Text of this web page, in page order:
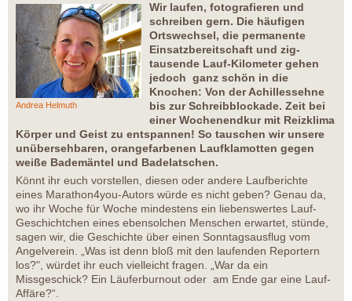
Andrea Helmuth
Wir laufen, fotografieren und
schreiben gern. Die häufigen
Ortswechsel, die permanente
Einsatzbereitschaft und zig-
tausende Lauf-Kilometer gehen
jedoch ganz schön in die
Knochen: Von der Achillessehne
bis zur Schreibblockade. Zeit bei
einer Wochenendkur mit Reizklima
Körper und Geist zu entspannen! So tauschen wir unsere
unübersehbaren, orangefarbenen Laufklamotten gegen
weiße Bademäntel und Badelatschen.
Könnt ihr euch vorstellen, diesen oder andere Laufberichte
eines Marathon4you-Autors würde es nicht geben? Genau da,
wo ihr Woche für Woche mindestens ein liebenswertes Lauf-
Geschichtchen eines ebensolchen Menschen erwartet, stünde,
sagen wir, die Geschichte über einen Sonntagsausflug vom
Angelverein. „Was ist denn bloß mit den laufenden Reportern
los?", würdet ihr euch vielleicht fragen. „War da ein
Missgeschick? Ein Läuferburnout oder am Ende gar eine Lauf-
Affäre?“.